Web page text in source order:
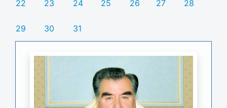
22 23 24 25 26 27 28
29 30 31